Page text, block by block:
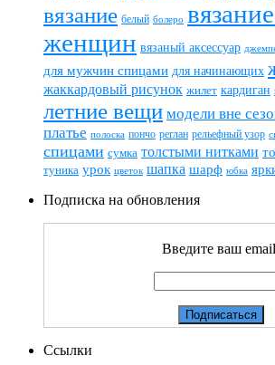
вязание белый болеро
женщин вязаный аксессуар
для мужчин спицами для начинающих
жаккардовый рисунок жилет кардиган
летние вещи модели вне
платье полоска пончо реглан рельефный узор
спицами сумка толстыми нитками
туника урок цветок шапка шарф юбка
Подписка на обновления
Введите ваш
Ссылки